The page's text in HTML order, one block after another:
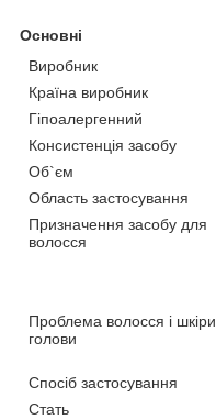
Основні
Виробник
Країна виробник
Гіпоалергенний
Консистенція засобу
Об`єм
Область застосування
Призначення засобу для
волосся
Проблема волосся і шкіри
голови
Спосіб застосування
Стать